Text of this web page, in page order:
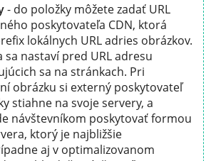
- do položky môžete zadať URL
poskytovateľa CDN, ktorá
lokálnych URL adries obrázkov.
sa nastaví pred URL adresu
sa na stránkach. Pri
obrázku si externý poskytovateľ
stiahne na svoje servery, a
návštevníkom poskytovať formou
ktorý je najbližšie
aj v optimalizovanom